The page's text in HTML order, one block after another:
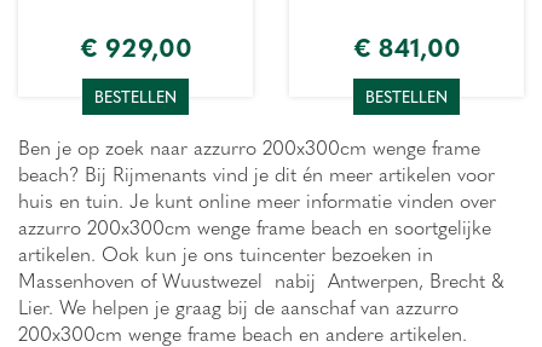
€ 929,00
BESTELLEN
€ 841,00
BESTELLEN
Ben je op zoek naar azzurro 200x300cm wenge frame
beach? Bij Rijmenants vind je dit én meer artikelen voor
huis en tuin. Je kunt online meer informatie vinden over
azzurro 200x300cm wenge frame beach en soortgelijke
artikelen. Ook kun je ons tuincenter bezoeken in
Massenhoven of Wuustwezel nabij Antwerpen, Brecht &
Lier. We helpen je graag bij de aanschaf van azzurro
200x300cm wenge frame beach en andere artikelen.